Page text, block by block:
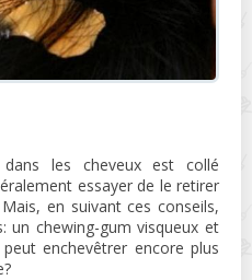
les cheveux est collé
essayer de le retirer
en suivant ces conseils,
un chewing-gum visqueux et
enchevêtrer encore plus